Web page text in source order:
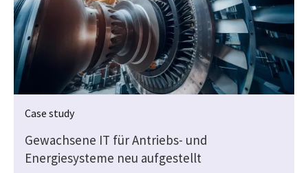
Case study
Gewachsene IT für Antriebs- und
Energiesysteme neu aufgestellt